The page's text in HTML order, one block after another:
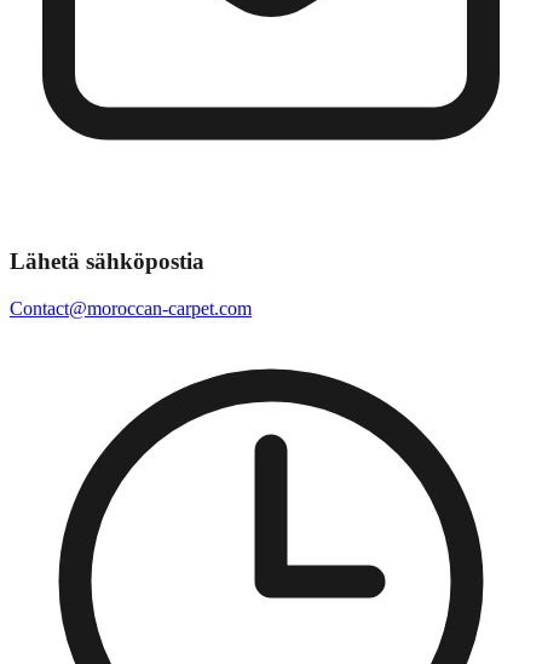
Lähetä sähköpostia
Contact@moroccan-carpet.com